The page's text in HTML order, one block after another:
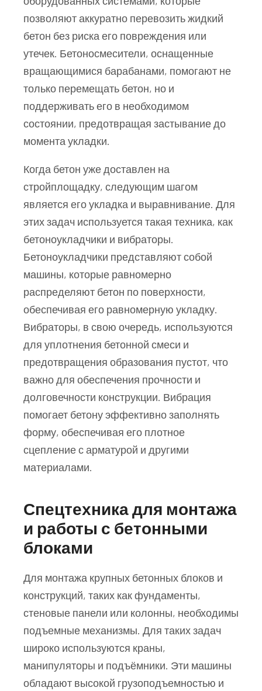
позволяют аккуратно перевозить жидкий
бетон без риска его повреждения или
утечек. Бетоносмесители, оснащенные
вращающимися барабанами, помогают не
только перемещать бетон, но и
поддерживать его в необходимом
состоянии, предотвращая застывание до
момента укладки.
Когда бетон уже доставлен на
стройплощадку, следующим шагом
является его укладка и выравнивание. Для
этих задач используется такая техника, как
бетоноукладчики и вибраторы.
Бетоноукладчики представляют собой
машины, которые равномерно
распределяют бетон по поверхности,
обеспечивая его равномерную укладку.
Вибраторы, в свою очередь, используются
для уплотнения бетонной смеси и
предотвращения образования пустот, что
важно для обеспечения прочности и
долговечности конструкции. Вибрация
помогает бетону эффективно заполнять
форму, обеспечивая его плотное
сцепление с арматурой и другими
материалами.
Спецтехника для монтажа
и работы с бетонными
блоками
Для монтажа крупных бетонных блоков и
конструкций, таких как фундаменты,
стеновые панели или колонны, необходимы
подъемные механизмы. Для таких задач
широко используются краны,
манипуляторы и подъёмники. Эти машины
обладают высокой грузоподъемностью и